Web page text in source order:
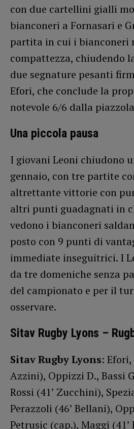
con due cartellini gialli
bianconeri a Fornasari e
partita in cui i bianconeri
compattezza, chiudendo
due segnature pesanti
Efori, che conclude la
notevole 6/6 dalla
Una piccola pausa
I giovani Leoni chiudono
gennaio, con tre partite
altrettante vittorie con
altri punti guadagnati in
vedono i bianconeri
posto con 9 punti di
immediate inseguitrici. I
da tre domeniche senza
del campionato e per il
osservare.
Sitav Rugby Lyons –
Sitav Rugby Lyons: Efori,
Azzini), Oppizzi D., Bassi
Rossi (41’ Zucchini),
Perazzoli (46’ Bellani),
Petrusic (cap.), Maggi (41’